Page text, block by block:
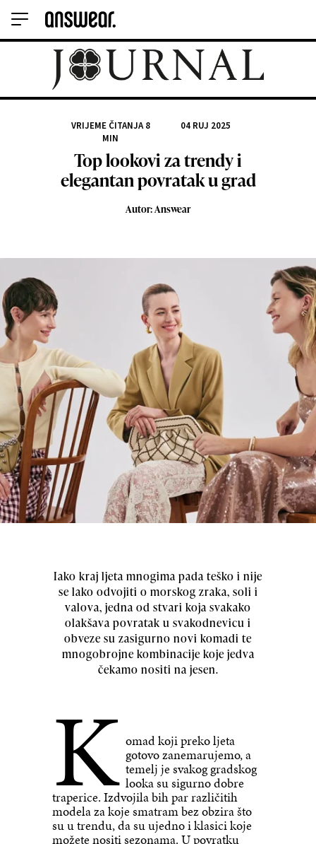
VRIJEME ČITANJA8
MIN
04 RUJ 2025
Top lookovi za trendy i
elegantan povratak u grad
Autor: Answear
Iako kraj ljeta mnogima pada teško i nije
se lako odvojiti o morskog zraka, soli i
valova, jedna od stvari koja svakako
olakšava povratak u svakodnevicu i
obveze su zasigurno novi komadi te
mnogobrojne kombinacije koje jedva
čekamo nositi na jesen.
K omad koji preko ljeta
gotovo zanemarujemo, a
temelj je svakog gradskog
looka su sigurno dobre
traperice. Izdvojila bih par različitih
modela za koje smatram bez obzira što
su u trendu, da su ujedno i klasici koje
možete nositi sezonama. U povratku